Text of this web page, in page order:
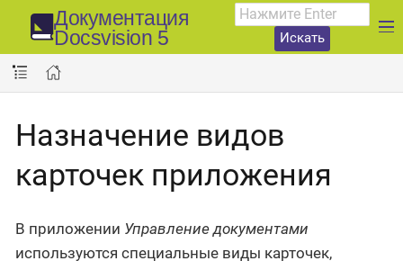
Документация
Docsvision 5
Искать
Назначение видов
карточек приложения
В приложении Управление документами
используются специальные виды карточек,